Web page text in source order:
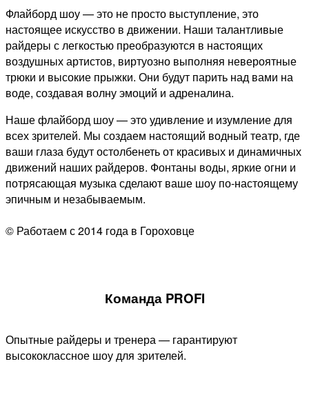
Флайборд шоу — это не просто выступление, это
настоящее искусство в движении. Наши талантливые
райдеры с легкостью преобразуются в настоящих
воздушных артистов, виртуозно выполняя невероятные
трюки и высокие прыжки. Они будут парить над вами на
воде, создавая волну эмоций и адреналина.
Наше флайборд шоу — это удивление и изумление для
всех зрителей. Мы создаем настоящий водный театр, где
ваши глаза будут остолбенеть от красивых и динамичных
движений наших райдеров. Фонтаны воды, яркие огни и
потрясающая музыка сделают ваше шоу по-настоящему
эпичным и незабываемым.
© Работаем с 2014 года в Гороховце
Команда PROFI
Опытные райдеры и тренера — гарантируют
высококлассное шоу для зрителей.